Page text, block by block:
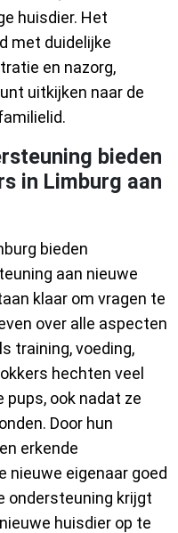
huisdier. Het
met duidelijke
en nazorg,
uitkijken naar de
bieden
in Limburg aan
bieden
aan nieuwe
klaar om vragen te
over alle aspecten
training, voeding,
hechten veel
pups, ook nadat ze
Door hun
erkende
nieuwe eigenaar goed
ondersteuning krijgt
huisdier op te